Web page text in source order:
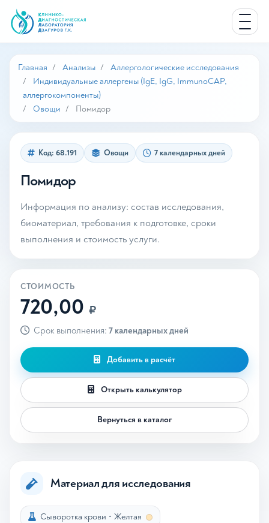
Главная Анализы
Аллергологические исследования
Индивидуальные аллергены (IgE, IgG, ImmunoCAP,
аллергокомпоненты)
Овощи
Помидор
Код: 68.191 Овощи 7 календарных дней
Помидор
Информация по анализу: состав исследования,
биоматериал, требования к подготовке, сроки
выполнения и стоимость услуги.
СТОИМОСТЬ
720,00 ₽
Срок выполнения: 7 календарных дней
Добавить в расчёт
Открыть калькулятор
Вернуться в каталог
Материал для исследования
Сыворотка крови • Желтая